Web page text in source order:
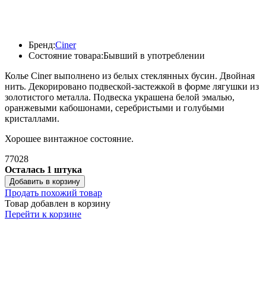
Состояние товара:Бывший в употреблении
Бренд:Ciner
Колье Ciner выполнено из белых стеклянных бусин. Двойная
нить. Декорировано подвеской-застежкой в форме лягушки из
золотистого металла. Подвеска украшена белой эмалью,
оранжевыми кабошонами, серебристыми и голубыми
кристаллами.
Хорошее винтажное состояние.
77028
Осталась 1 штука
Добавить в корзину
Продать похожий товар
Товар добавлен в корзину
Перейти к корзине